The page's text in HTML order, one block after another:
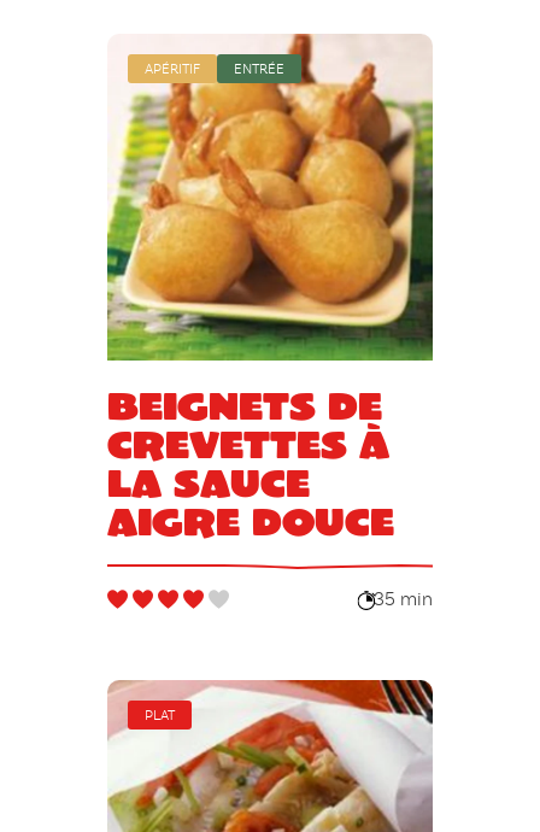
APÉRITIF ENTRÉE
Beignets de
crevettes à
la sauce
aigre douce
35 min
PLAT